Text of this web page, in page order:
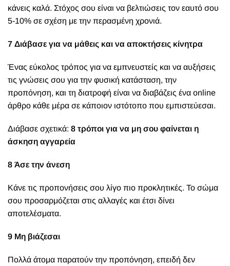
κάνεις καλά. Στόχος σου είναι να βελτιώσεις τον εαυτό σου
5-10% σε σχέση με την περασμένη χρονιά.
7 Διάβασε για να μάθεις και να αποκτήσεις κίνητρα
Ένας εύκολος τρόπος για να εμπνευστείς και να αυξήσεις
τις γνώσεις σου για την φυσική κατάσταση, την
προπόνηση, και τη διατροφή είναι να διαβάζεις ένα online
άρθρο κάθε μέρα σε κάποιον ιστότοπο που εμπιστεύεσαι.
Διάβασε σχετικά: 8 τρόποι για να μη σου φαίνεται η
άσκηση αγγαρεία
8 Άσε την άνεση
Κάνε τις προπονήσεις σου λίγο πιο προκλητικές. Το σώμα
σου προσαρμόζεται στις αλλαγές και έτσι δίνει
αποτελέσματα.
9 Μη βιάζεσαι
Πολλά άτομα παρατούν την προπόνηση, επειδή δεν